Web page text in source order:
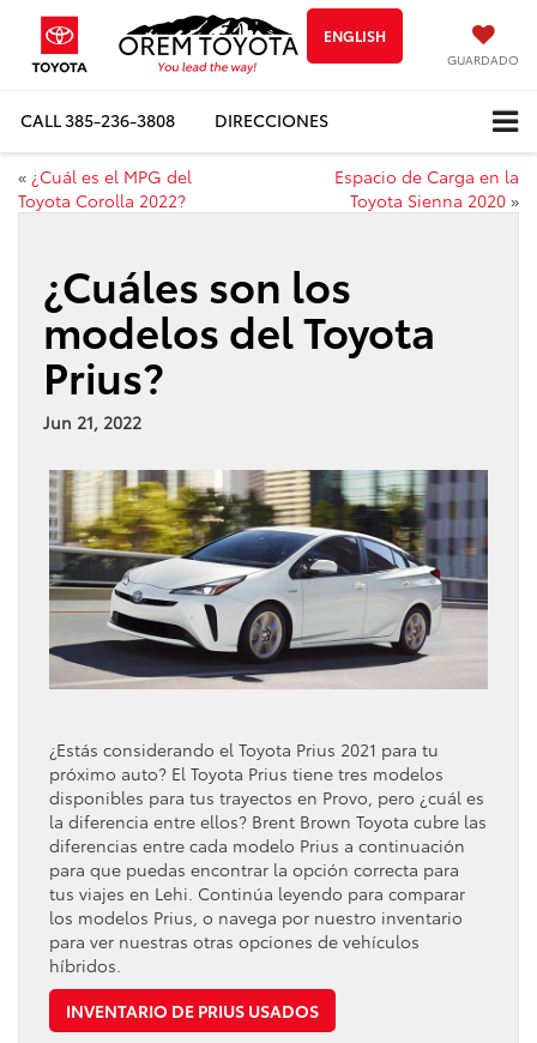
ENGLISH
GUARDADO
CALL385-236-3808 DIRECCIONES
« ¿Cuál es el MPG del
Toyota Corolla 2022?
Espacio de Carga en la
Toyota Sienna 2020 »
¿Cuáles son los
modelos del Toyota
Prius?
Jun 21, 2022
¿Estás considerando el Toyota Prius 2021 para tu
próximo auto? El Toyota Prius tiene tres modelos
disponibles para tus trayectos en Provo, pero ¿cuál es
la diferencia entre ellos? Brent Brown Toyota cubre las
diferencias entre cada modelo Prius a continuación
para que puedas encontrar la opción correcta para
tus viajes en Lehi. Continúa leyendo para comparar
los modelos Prius, o navega por nuestro inventario
para ver nuestras otras opciones de vehículos
híbridos.
INVENTARIO DE PRIUS USADOS